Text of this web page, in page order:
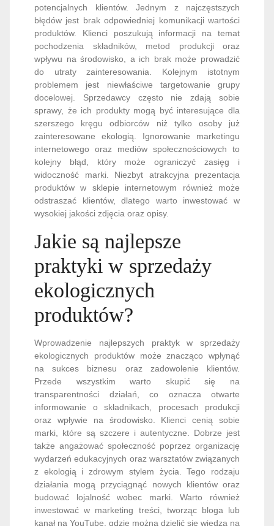
potencjalnych klientów. Jednym z najczęstszych
błędów jest brak odpowiedniej komunikacji wartości
produktów. Klienci poszukują informacji na temat
pochodzenia składników, metod produkcji oraz
wpływu na środowisko, a ich brak może prowadzić
do utraty zainteresowania. Kolejnym istotnym
problemem jest niewłaściwe targetowanie grupy
docelowej. Sprzedawcy często nie zdają sobie
sprawy, że ich produkty mogą być interesujące dla
szerszego kręgu odbiorców niż tylko osoby już
zainteresowane ekologią. Ignorowanie marketingu
internetowego oraz mediów społecznościowych to
kolejny błąd, który może ograniczyć zasięg i
widoczność marki. Niezbyt atrakcyjna prezentacja
produktów w sklepie internetowym również może
odstraszać klientów, dlatego warto inwestować w
wysokiej jakości zdjęcia oraz opisy.
Jakie są najlepsze
praktyki w sprzedaży
ekologicznych
produktów?
Wprowadzenie najlepszych praktyk w sprzedaży
ekologicznych produktów może znacząco wpłynąć
na sukces biznesu oraz zadowolenie klientów.
Przede wszystkim warto skupić się na
transparentności działań, co oznacza otwarte
informowanie o składnikach, procesach produkcji
oraz wpływie na środowisko. Klienci cenią sobie
marki, które są szczere i autentyczne. Dobrze jest
także angażować społeczność poprzez organizację
wydarzeń edukacyjnych oraz warsztatów związanych
z ekologią i zdrowym stylem życia. Tego rodzaju
działania mogą przyciągnąć nowych klientów oraz
budować lojalność wobec marki. Warto również
inwestować w marketing treści, tworząc bloga lub
kanał na YouTube, gdzie można dzielić się wiedzą na